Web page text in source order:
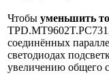
Чтобы уменьшить
соединённых
светодиодах
увеличению общего